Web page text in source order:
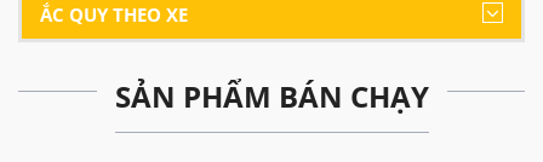
ẮC QUY THEO XE
SẢN PHẨM BÁN CHẠY